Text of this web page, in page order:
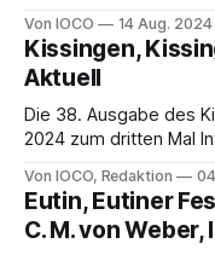
nachdenkt, gekrönt
exploriert wird, mit
Von IOCO 14 Aug. 2024
Kissingen,
Aktuell
Die 38. Ausgabe des Kissinger
2024 zum dritten Mal
facettenreichen
Unterhaltungskultur
Kunst.
Von IOCO, Redaktion
Eutin, Eutiner
C. M. von Weber,